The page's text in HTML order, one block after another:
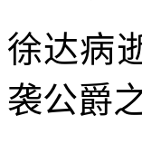
徐达病
袭公爵